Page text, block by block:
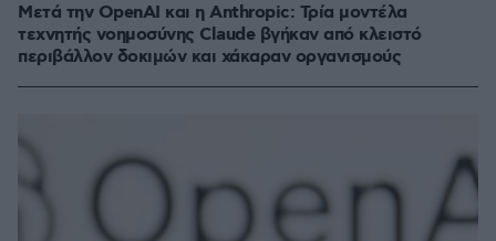
Μετά την OpenAI και η Anthropic: Τρία μοντέλα
τεχνητής νοημοσύνης Claude βγήκαν από κλειστό
περιβάλλον δοκιμών και χάκαραν οργανισμούς